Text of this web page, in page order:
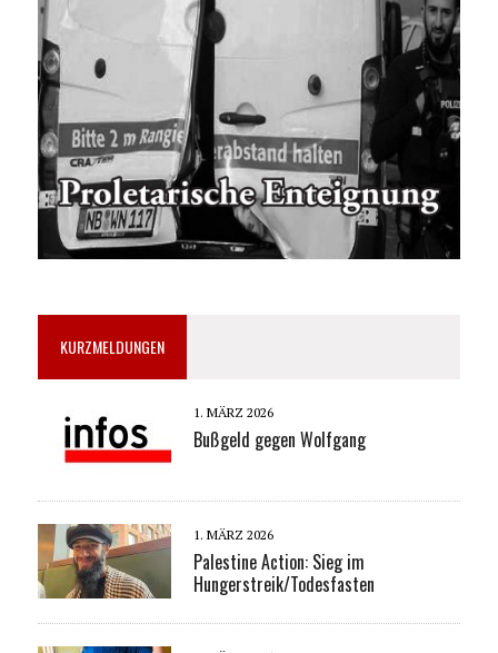
KURZMELDUNGEN
1. MÄRZ 2026
Bußgeld gegen Wolfgang
1. MÄRZ 2026
Palestine Action: Sieg im
Hungerstreik/Todesfasten